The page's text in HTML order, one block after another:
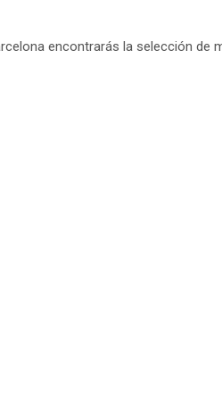
encontrarás la selección de